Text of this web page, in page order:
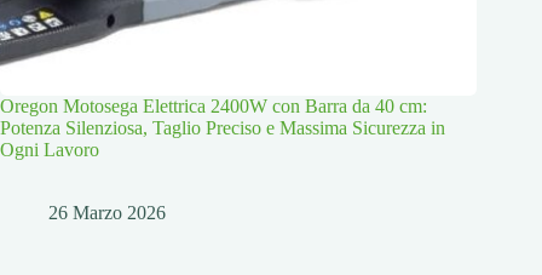
Oregon Motosega Elettrica 2400W con Barra da 40 cm:
Potenza Silenziosa, Taglio Preciso e Massima Sicurezza in
Ogni Lavoro
26 Marzo 2026